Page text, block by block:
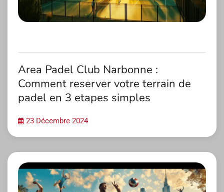
Area Padel Club Narbonne :
Comment reserver votre terrain de
padel en 3 etapes simples
23 Décembre 2024